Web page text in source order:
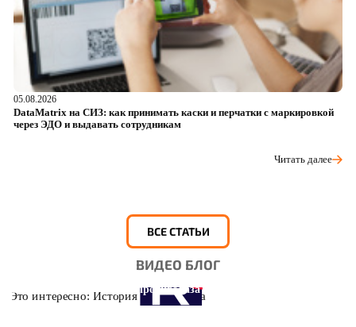
05.08.2026
DataMatrix на СИЗ: как принимать каски и перчатки с маркировкой
через ЭДО и выдавать сотрудникам
Читать далее
ВСЕ СТАТЬИ
ВИДЕО БЛОГ
Это интересно: История противогаза